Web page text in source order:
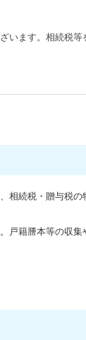
います。相続税
相続税・贈与税の
戸籍謄本等の収